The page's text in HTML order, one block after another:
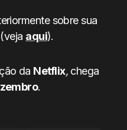
sobre sua
aqui).
da Netflix, chega
.